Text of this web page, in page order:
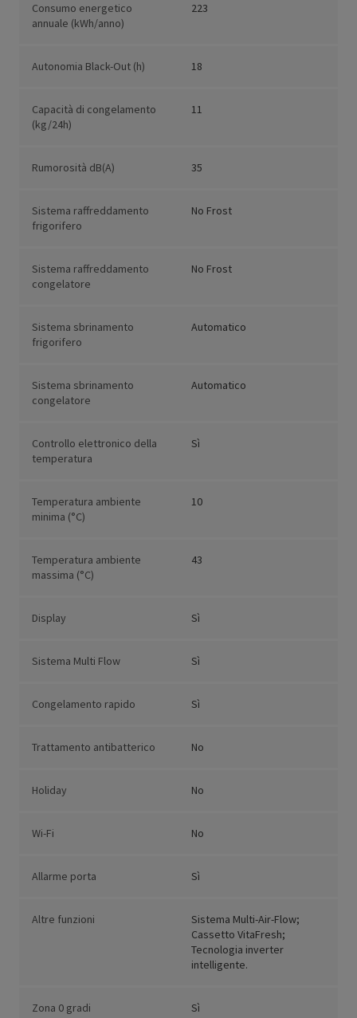
Consumo energetico
annuale (kWh/anno)
223
Autonomia Black-Out (h) 18
Capacità di congelamento
(kg/24h)
11
Rumorosità dB(A) 35
Sistema raffreddamento
frigorifero
No Frost
Sistema raffreddamento
congelatore
No Frost
Sistema sbrinamento
frigorifero
Automatico
Sistema sbrinamento
congelatore
Automatico
Controllo elettronico della
temperatura
Sì
Temperatura ambiente
minima (°C)
10
Temperatura ambiente
massima (°C)
43
Display Sì
Sistema Multi Flow Sì
Congelamento rapido Sì
Trattamento antibatterico No
Holiday No
Wi-Fi No
Allarme porta Sì
Altre funzioni
Sistema Multi-Air-Flow;
Cassetto VitaFresh;
Tecnologia inverter
intelligente.
Zona 0 gradi Sì